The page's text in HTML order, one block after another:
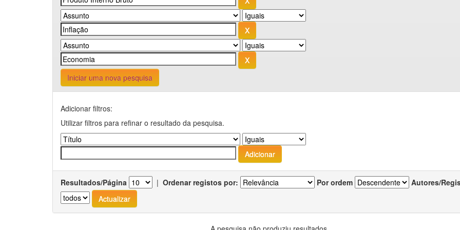
Iniciar uma nova pesquisa
Adicionar filtros:
Utilizar filtros para refinar o resultado da pesquisa.
Resultados/Página | Ordenar registos por: Por ordem Autores/